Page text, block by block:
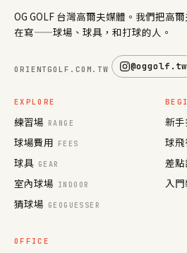
OG GOLF 台灣高爾夫媒體。我們把高
在寫——球場、球具，和打球的人。
ORIENTGOLF.COM.TW @oggolf.tw
EXPLORE
練習場 RANGE
球場費用 FEES
球具 GEAR
室內球場 INDOOR
猜球場 GEOGUESSER
新
球飛
差
入
OFFICE